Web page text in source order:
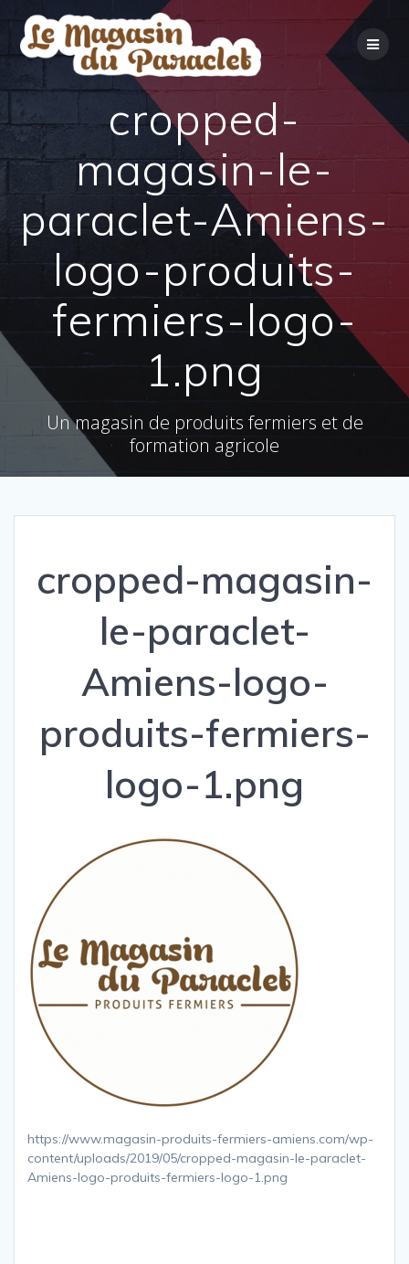
content
cropped-
magasin-le-
paraclet-Amiens-
logo-produits-
fermiers-logo-
1.png
Un magasin de produits fermiers et de
formation agricole
cropped-magasin-
le-paraclet-
Amiens-logo-
produits-fermiers-
logo-1.png
https://www.magasin-produits-fermiers-amiens.com/wp-
content/uploads/2019/05/cropped-magasin-le-paraclet-
Amiens-logo-produits-fermiers-logo-1.png